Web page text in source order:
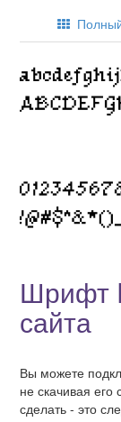
Шрифт
сайта
Вы можете
не скачивая
сделать - это